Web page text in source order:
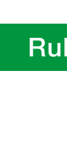
Rubaxx